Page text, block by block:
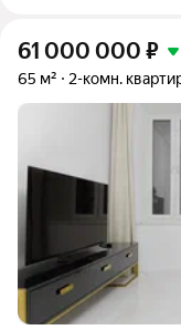
61 000 000 ₽
65 м² 2-комн.